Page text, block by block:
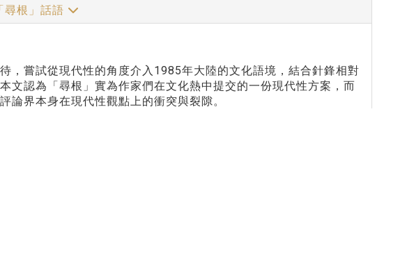
尋根」話語
，嘗試從現代性的角度介入1985年大陸的文化語境，結合針鋒相對
文認為「尋根」實為作家們在文化熱中提交的一份現代性方案，而
論界本身在現代性觀點上的衝突與裂隙。